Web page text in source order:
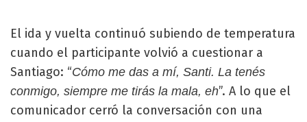
El ida y vuelta continuó subiendo de temperatura
cuando el participante volvió a cuestionar a
Santiago: “Cómo me das a mí, Santi. La tenés
conmigo, siempre me tirás la mala, eh”. A lo que el
comunicador cerró la conversación con una